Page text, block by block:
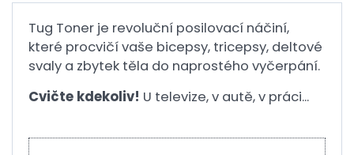
Tug Toner je revoluční posilovací náčiní,
které procvičí vaše bicepsy, tricepsy, deltové
svaly a zbytek těla do naprostého vyčerpání.
Cvičte kdekoliv! U televize, v autě, v práci...